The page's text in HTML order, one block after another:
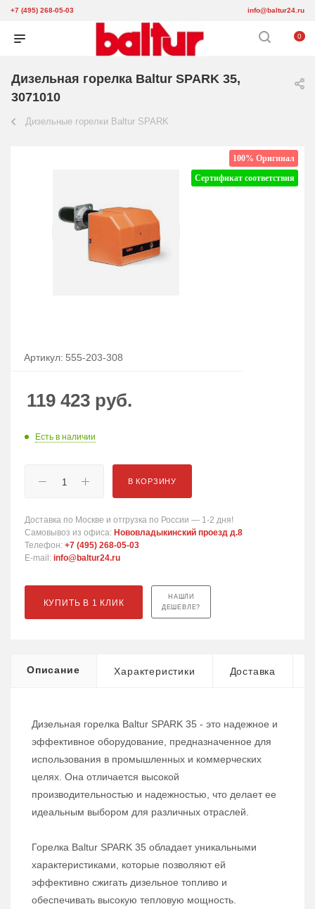
+7 (495) 268-05-03 info@baltur24.ru
0
Дизельная горелка Baltur SPARK 35,
3071010
Дизельные горелки Baltur SPARK
100% Оригинал
Сертификат соответствия
Артикул: 555-203-308
119 423 руб.
Есть в наличии
В КОРЗИНУ
Доставка по Москве и отгрузка по России — 1-2 дня!
Самовывоз из офиса: Нововладыкинский проезд д.8
Телефон: +7 (495) 268-05-03
E-mail: info@baltur24.ru
КУПИТЬ В 1 КЛИК
НАШЛИ
ДЕШЕВЛЕ?
Описание Характеристики Доставка
Дизельная горелка Baltur SPARK 35 - это надежное и
эффективное оборудование, предназначенное для
использования в промышленных и коммерческих
целях. Она отличается высокой
производительностью и надежностью, что делает ее
идеальным выбором для различных отраслей.
Горелка Baltur SPARK 35 обладает уникальными
характеристиками, которые позволяют ей
эффективно сжигать дизельное топливо и
обеспечивать высокую тепловую мощность.